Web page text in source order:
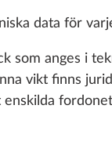
GAS, EL
data för
som anges i
vikt finns